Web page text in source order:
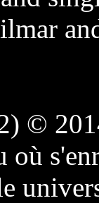
©
où